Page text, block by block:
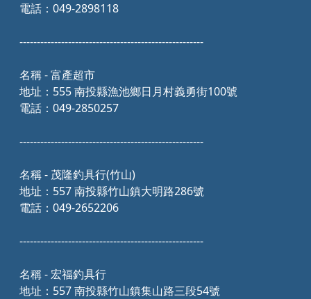
電話：049-2898118
-----------------------------------------------------
名稱 - 富產超市
地址：555 南投縣漁池鄉日月村義勇街100號
電話：049-2850257
-----------------------------------------------------
名稱 - 茂隆釣具行(竹山)
地址：557 南投縣竹山鎮大明路286號
電話：049-2652206
-----------------------------------------------------
名稱 - 宏福釣具行
地址：557 南投縣竹山鎮集山路三段54號